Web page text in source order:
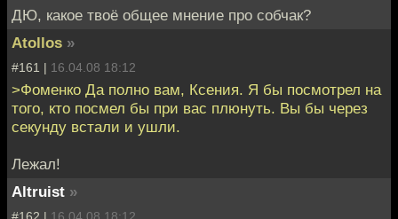
ДЮ, какое твоё общее мнение про собчак?
Atollos »
#161 | 16.04.08 18:12
>Фоменко Да полно вам, Ксения. Я бы посмотрел на
того, кто посмел бы при вас плюнуть. Вы бы через
секунду встали и ушли.
Лежал!
Altruist »